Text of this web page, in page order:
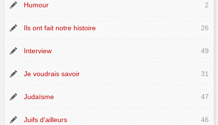
Humour 2
Ils ont fait notre histoire 26
Interview 49
Je voudrais savoir 31
Judaïsme 47
Juifs d'ailleurs 46